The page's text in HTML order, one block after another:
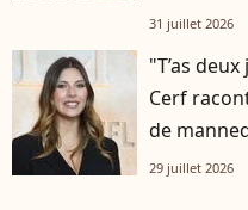
31 juillet 2026
"T’as
Cerf
de
29 juillet 2026